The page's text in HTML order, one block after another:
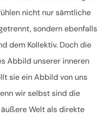
nicht nur sämtliche
sondern ebenfalls
dem Kollektiv. Doch die
Abbild unserer inneren
sie ein Abbild von uns
wir selbst sind die
Welt als direkte